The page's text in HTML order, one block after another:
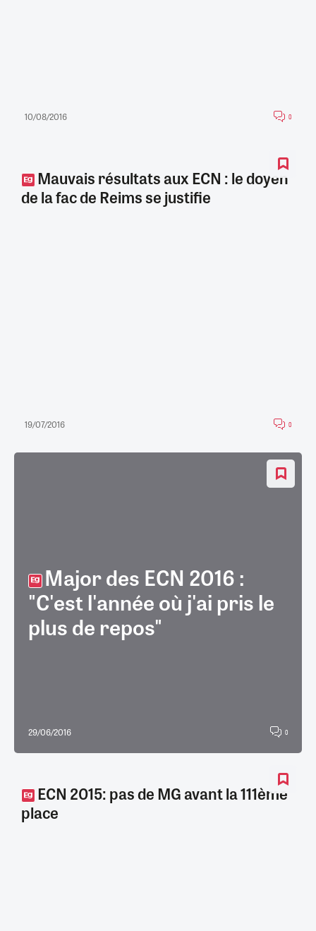
10/08/2016 0
Mauvais résultats aux ECN : le doyen
de la fac de Reims se justifie
19/07/2016 0
Major des ECN 2016 :
"C'est l'année où j'ai pris le
plus de repos"
29/06/2016 0
ECN 2015: pas de MG avant la 111ème
place